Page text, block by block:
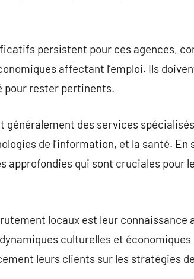
persistent pour ces agences,
affectant l’emploi. Ils
pour rester pertinents.
généralement des services
de l’information, et la santé. En
approfondies qui sont cruciales pour
locaux est leur connaissance
culturelles et
leurs clients sur les stratégies